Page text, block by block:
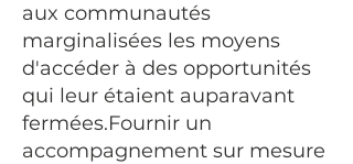
aux communautés
marginalisées les moyens
d'accéder à des opportunités
qui leur étaient auparavant
fermées.Fournir un
accompagnement sur mesure